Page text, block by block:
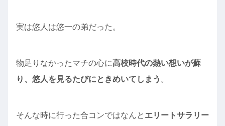
実は悠人は悠一の弟だった。
物足りなかったマチの心に高校時代の熱い想いが蘇
り、悠人を見るたびにときめいてしまう 。
そんな時に行った合コンではなんと エリートサラリー